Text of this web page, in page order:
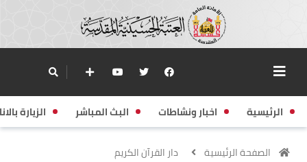
الرئيسية اخبار ونشاطات البث المباشر الزيارة
الصفحة الرئيسية دار القرآن الكريم